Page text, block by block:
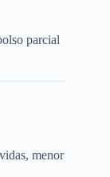
parcial
menor